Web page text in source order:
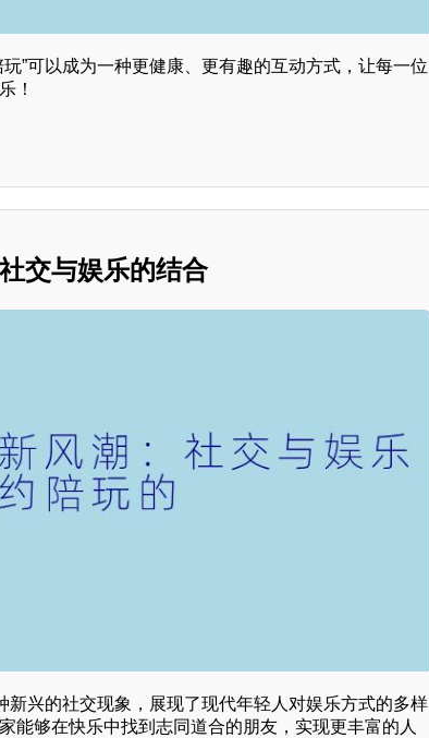
”可以成为一种更健康、更有趣的互动方式，让每一位
！
交与娱乐的结合
新兴的社交现象，展现了现代年轻人对娱乐方式的多样
能够在快乐中找到志同道合的朋友，实现更丰富的人